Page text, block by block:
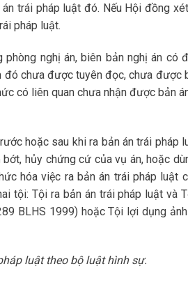
trái pháp luật đó. Nếu Hội đồng
pháp luật.
nghị án, biên bản nghị án có
chưa được tuyên đọc, chưa được
có liên quan chưa nhận được bản
hoặc sau khi ra bản án trái pháp
hủy chứng cứ của vụ án, hoặc
hóa việc ra bản án trái pháp luật
tội: Tội ra bản án trái pháp luật và
BLHS 1999) hoặc Tội lợi dụng
luật theo bộ luật hình sự.